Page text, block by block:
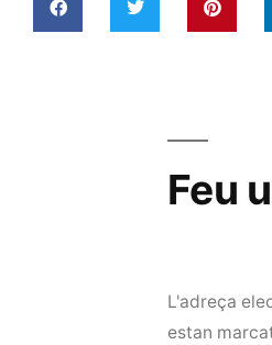
Feu
L'adreça
estan